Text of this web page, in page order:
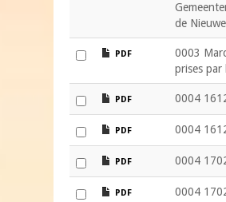
de
file
PDF
0003
prises par
file
PDF 0004
file
PDF 0004
file
PDF 0004
file
PDF 0004